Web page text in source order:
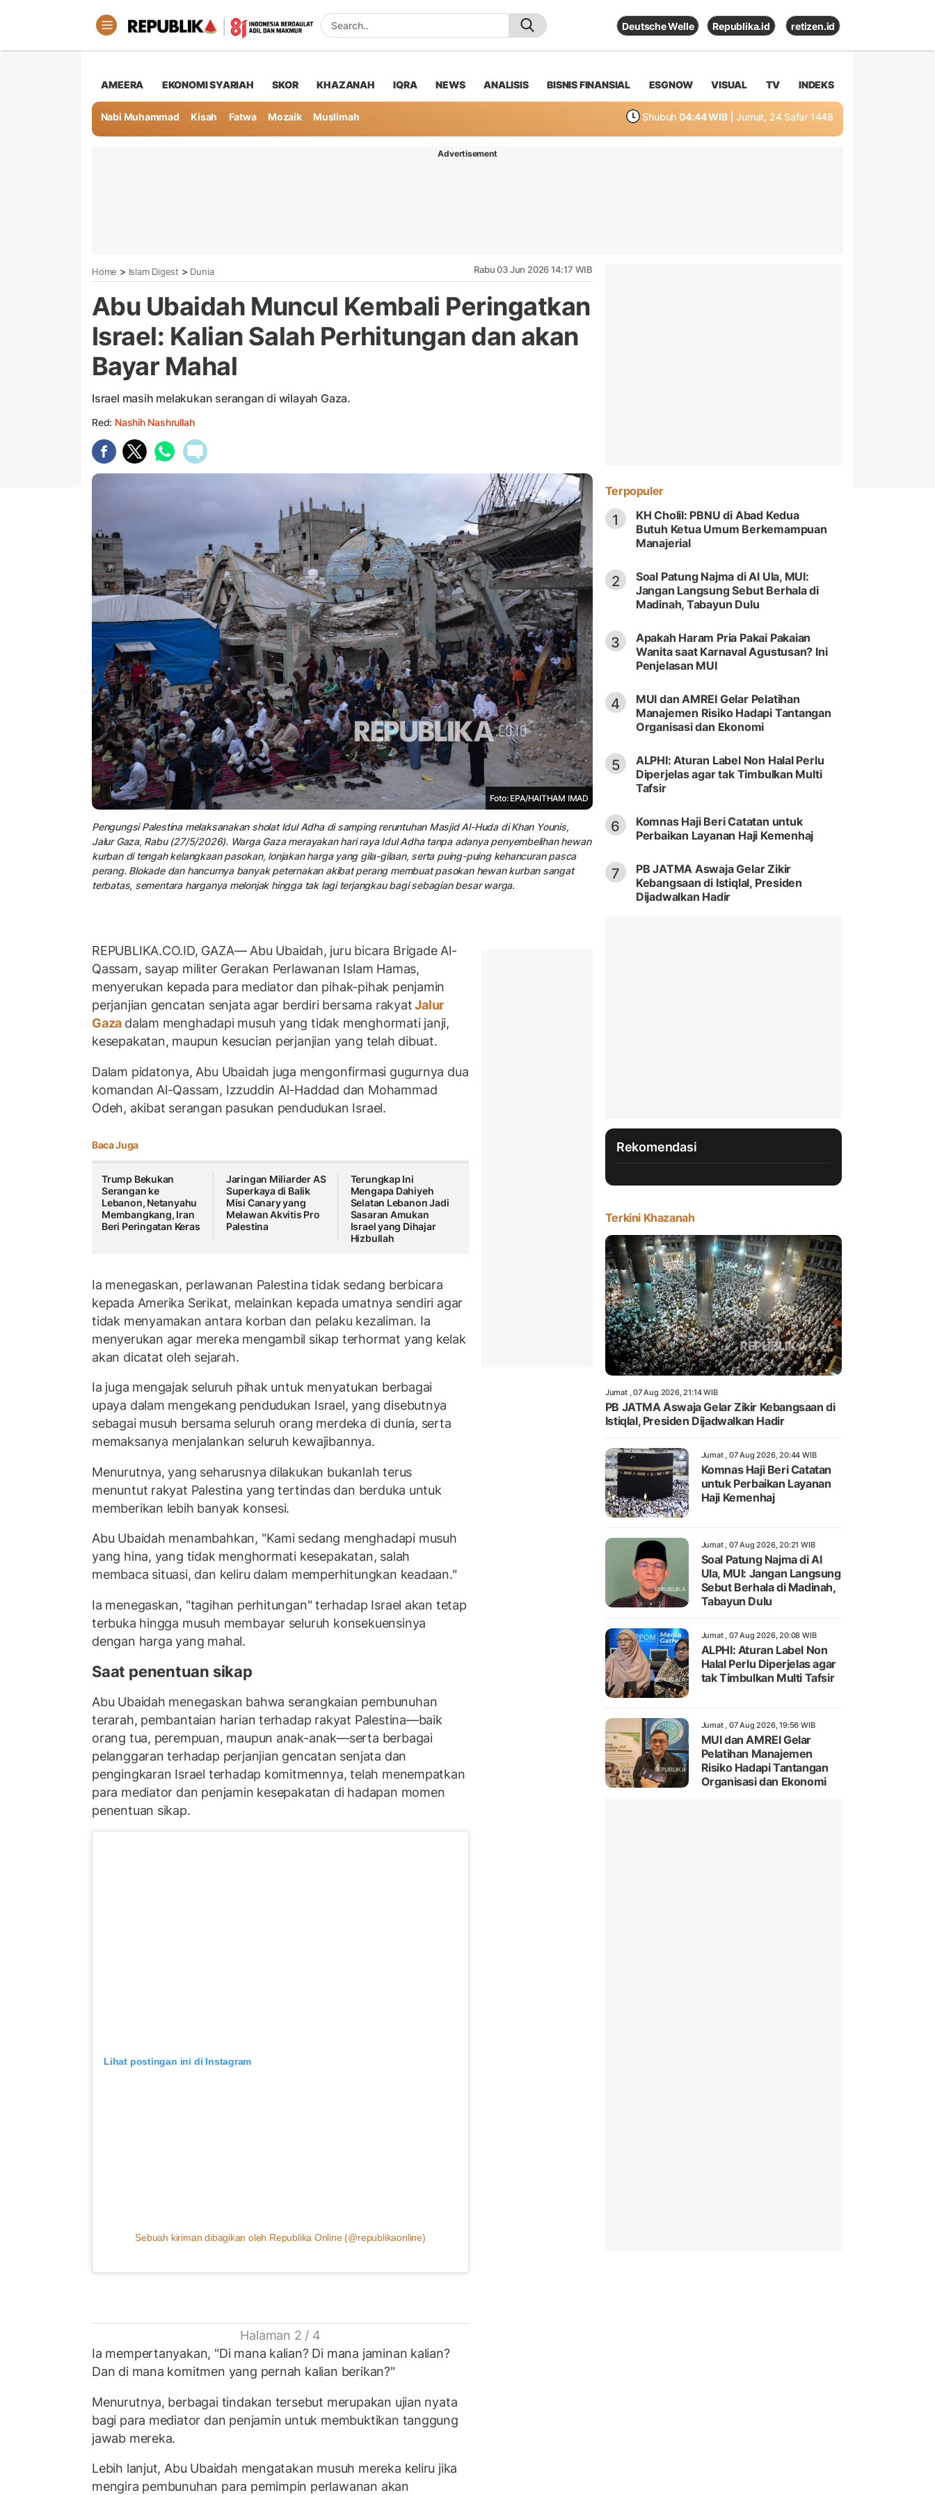
Deutsche Welle Republika.id retizen.id
AMEERA EKONOMI SYARIAH SKOR KHAZANAH IQRA NEWS ANALISIS BISNIS FINANSIAL ESGNOW VISUAL TV INDEKS
Nabi Muhammad Kisah Fatwa Mozaik Muslimah Shubuh 04:44 WIB | Jumat, 24 Safar 1448
Advertisement
Home > Islam Digest > Dunia Rabu 03 Jun 2026 14:17 WIB
Abu Ubaidah Muncul Kembali Peringatkan
Israel: Kalian Salah Perhitungan dan akan
Bayar Mahal
Israel masih melakukan serangan di wilayah Gaza.
Red: Nashih Nashrullah
Foto: EPA/HAITHAM IMAD
Pengungsi Palestina melaksanakan sholat Idul Adha di samping reruntuhan Masjid Al-Huda di Khan Younis,
Jalur Gaza, Rabu (27/5/2026). Warga Gaza merayakan hari raya Idul Adha tanpa adanya penyembelihan hewan
kurban di tengah kelangkaan pasokan, lonjakan harga yang gila-gilaan, serta puing-puing kehancuran pasca
perang. Blokade dan hancurnya banyak peternakan akibat perang membuat pasokan hewan kurban sangat
terbatas, sementara harganya melonjak hingga tak lagi terjangkau bagi sebagian besar warga.
REPUBLIKA.CO.ID, GAZA— Abu Ubaidah, juru bicara Brigade Al-
Qassam, sayap militer Gerakan Perlawanan Islam Hamas,
menyerukan kepada para mediator dan pihak-pihak penjamin
perjanjian gencatan senjata agar berdiri bersama rakyatJalur
Gaza dalam menghadapi musuh yang tidak menghormati janji,
kesepakatan, maupun kesucian perjanjian yang telah dibuat.
Dalam pidatonya, Abu Ubaidah juga mengonfirmasi gugurnya dua
komandan Al-Qassam, Izzuddin Al-Haddad dan Mohammad
Odeh, akibat serangan pasukan pendudukan Israel.
Baca Juga
Trump Bekukan
Serangan ke
Lebanon, Netanyahu
Membangkang, Iran
Beri Peringatan Keras
Jaringan Miliarder AS
Superkaya di Balik
Misi Canary yang
Melawan Akvitis Pro
Palestina
Terungkap Ini
Mengapa Dahiyeh
Selatan Lebanon Jadi
Sasaran Amukan
Israel yang Dihajar
Hizbullah
Ia menegaskan, perlawanan Palestina tidak sedang berbicara
kepada Amerika Serikat, melainkan kepada umatnya sendiri agar
tidak menyamakan antara korban dan pelaku kezaliman. Ia
menyerukan agar mereka mengambil sikap terhormat yang kelak
akan dicatat oleh sejarah.
Ia juga mengajak seluruh pihak untuk menyatukan berbagai
upaya dalam mengekang pendudukan Israel, yang disebutnya
sebagai musuh bersama seluruh orang merdeka di dunia, serta
memaksanya menjalankan seluruh kewajibannya.
Menurutnya, yang seharusnya dilakukan bukanlah terus
menuntut rakyat Palestina yang tertindas dan berduka untuk
memberikan lebih banyak konsesi.
Abu Ubaidah menambahkan, "Kami sedang menghadapi musuh
yang hina, yang tidak menghormati kesepakatan, salah
membaca situasi, dan keliru dalam memperhitungkan keadaan."
Ia menegaskan, "tagihan perhitungan" terhadap Israel akan tetap
terbuka hingga musuh membayar seluruh konsekuensinya
dengan harga yang mahal.
Saat penentuan sikap
Abu Ubaidah menegaskan bahwa serangkaian pembunuhan
terarah, pembantaian harian terhadap rakyat Palestina—baik
orang tua, perempuan, maupun anak-anak—serta berbagai
pelanggaran terhadap perjanjian gencatan senjata dan
pengingkaran Israel terhadap komitmennya, telah menempatkan
para mediator dan penjamin kesepakatan di hadapan momen
penentuan sikap.
Lihat postingan ini di Instagram
Sebuah kiriman dibagikan oleh Republika Online (@republikaonline)
Halaman 2 / 4
Ia mempertanyakan, "Di mana kalian? Di mana jaminan kalian?
Dan di mana komitmen yang pernah kalian berikan?"
Menurutnya, berbagai tindakan tersebut merupakan ujian nyata
bagi para mediator dan penjamin untuk membuktikan tanggung
jawab mereka.
Lebih lanjut, Abu Ubaidah mengatakan musuh mereka keliru jika
mengira pembunuhan para pemimpin perlawanan akan
Terpopuler
1
KH Cholil: PBNU di Abad Kedua
Butuh Ketua Umum Berkemampuan
Manajerial
2
Soal Patung Najma di Al Ula, MUI:
Jangan Langsung Sebut Berhala di
Madinah, Tabayun Dulu
3
Apakah Haram Pria Pakai Pakaian
Wanita saat Karnaval Agustusan? Ini
Penjelasan MUI
4
MUI dan AMREI Gelar Pelatihan
Manajemen Risiko Hadapi Tantangan
Organisasi dan Ekonomi
5
ALPHI: Aturan Label Non Halal Perlu
Diperjelas agar tak Timbulkan Multi
Tafsir
6
Komnas Haji Beri Catatan untuk
Perbaikan Layanan Haji Kemenhaj
7
PB JATMA Aswaja Gelar Zikir
Kebangsaan di Istiqlal, Presiden
Dijadwalkan Hadir
Rekomendasi
Terkini Khazanah
Jumat , 07 Aug 2026, 21:14 WIB
PB JATMA Aswaja Gelar Zikir Kebangsaan di
Istiqlal, Presiden Dijadwalkan Hadir
Jumat , 07 Aug 2026, 20:44 WIB
Komnas Haji Beri Catatan
untuk Perbaikan Layanan
Haji Kemenhaj
Jumat , 07 Aug 2026, 20:21 WIB
Soal Patung Najma di Al
Ula, MUI: Jangan Langsung
Sebut Berhala di Madinah,
Tabayun Dulu
Jumat , 07 Aug 2026, 20:08 WIB
ALPHI: Aturan Label Non
Halal Perlu Diperjelas agar
tak Timbulkan Multi Tafsir
Jumat , 07 Aug 2026, 19:56 WIB
MUI dan AMREI Gelar
Pelatihan Manajemen
Risiko Hadapi Tantangan
Organisasi dan Ekonomi